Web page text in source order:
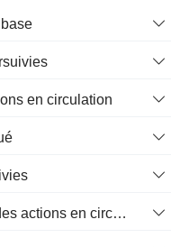
en circulation
Moyenne pondérée diluée des actions en circulation